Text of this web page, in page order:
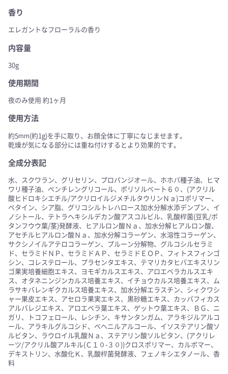
香り
エレガントなフローラルの香り
内容量
30g
使用期間
夜のみ使用 約1ヶ月
使用方法
約5mm(約1g)を手に取り、お顔全体に丁寧になじませます。
乾燥が気になる部分には重ね付けするとより効果的です。
全成分表記
水、スクワラン、グリセリン、プロパンジオール、ホホバ種子油、ヒマ
ワリ種子油、ペンチレングリコール、ポリソルベート６０、(アクリル
酸ヒドロキシエチル/アクリロイルジメチルタウリンＮａ)コポリマー、
ベタイン、シア脂、グリコシルトレハロース加水分解水添デンプン、イ
ノシトール、テトラヘキシルデカン酸アスコルビル、乳酸桿菌(豆乳/ボ
タンフウウ葉/茎)発酵液、ヒアルロン酸Ｎａ、加水分解ヒアルロン酸、
アセチルヒアルロン酸Ｎａ、加水分解コラーゲン、水溶性コラーゲン、
サクシノイルアテロコラーゲン、プルーン分解物、グルコシルセラミ
ド、セラミドＮＰ、セラミドＡＰ、セラミドＥＯＰ、フィトスフィンゴ
シン、コレステロール、プラセンタエキス、テマリカタヒバエキスリン
ゴ果実培養細胞エキス、ヨモギカルスエキス、アロエベラカルスエキ
ス、オタネニンジンカルス培養エキス、イチョウカルス培養エキス、ム
ラサキバレンギクカルス培養エキス、加水分解エラスチン、シィクワシ
ャー果皮エキス、アセロラ果実エキス、黒砂糖エキス、カッパフィカス
アルバレジエキス、アロエベラ葉エキス、ゲットウ葉エキス、ＢＧ、ニ
ガリ、トコフェロール、レシチン、キサンタンガム、アラキジルアルコ
ール、アラキルグルコシド、ベヘニルアルコール、イソステアリン酸ソ
ルビタン、ラウロイル乳酸Ｎａ、ステアリン酸ソルビタン、(アクリレ
ーツ/アクリル酸アルキル(Ｃ１０-３０))クロスポリマー、カルボマー、
デキストリン、水酸化Ｋ、乳酸桿菌発酵液、フェノキシエタノール、香
料